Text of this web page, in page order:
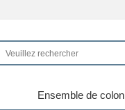
Ensemble de